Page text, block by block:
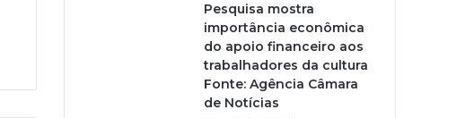
Pesquisa mostra
importância econômica
do apoio financeiro aos
trabalhadores da cultura
Fonte: Agência Câmara
de Notícias